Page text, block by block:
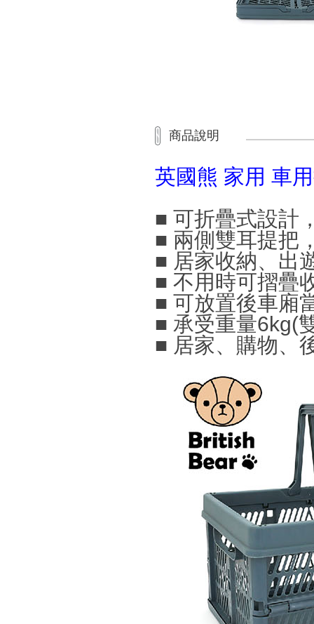
商品說明
英國熊 家用 車
■ 可折疊式設計
■ 兩側雙耳提把
■ 居家收納、出
■ 不用時可摺疊
■ 可放置後車廂
■ 承受重量6kg(
■ 居家、購物、